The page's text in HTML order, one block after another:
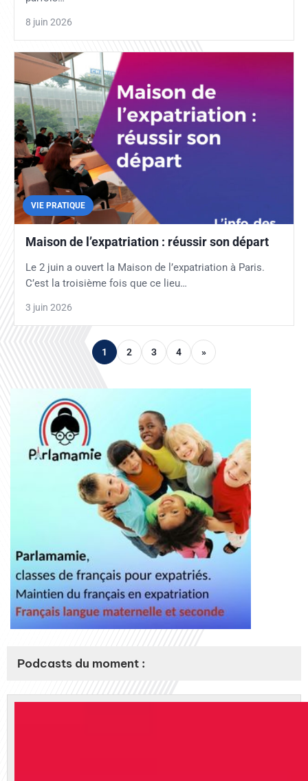
8 juin 2026
VIE PRATIQUE
Maison de l’expatriation : réussir son départ
Le 2 juin a ouvert la Maison de l’expatriation à Paris.
C’est la troisième fois que ce lieu…
3 juin 2026
1 2 3 4 »
Podcasts du moment :